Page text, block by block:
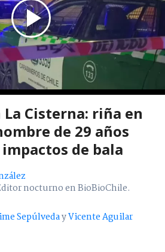
Cisterna: riña en
de 29 años
de bala
nocturno en BioBioChile.
SepúlvedayVicente Aguilar